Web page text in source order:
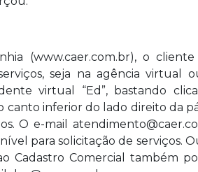
(www.caer.com.br), o
seja na agência virtual
virtual “Ed”, bastando
canto inferior do lado direito da
O e-mail
para solicitação de serviços.
Cadastro Comercial também